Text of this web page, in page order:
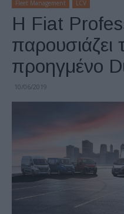
Fleet Management LCV
Η Fiat
παρουσιάζει
προηγμένο
10/06/2019